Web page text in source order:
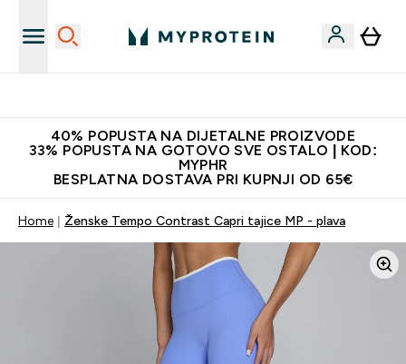
40% POPUSTA NA DIJETALNE PROIZVODE
33% POPUSTA NA GOTOVO SVE OSTALO | KOD:
MYPHR
BESPLATNA DOSTAVA PRI KUPNJI OD 65€
Home Ženske Tempo Contrast Capri tajice MP - plava